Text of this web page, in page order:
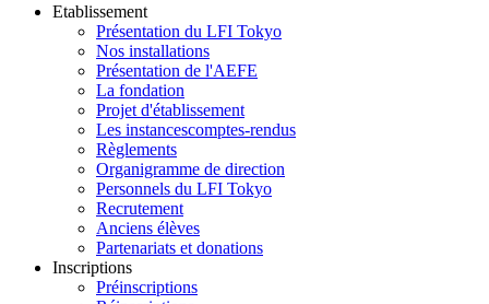
Etablissement
Présentation du LFI Tokyo
Nos installations
Présentation de l'AEFE
La fondation
Projet d'établissement
Les instancescomptes-rendus
Règlements
Organigramme de direction
Personnels du LFI Tokyo
Recrutement
Anciens élèves
Partenariats et donations
Inscriptions
Préinscriptions